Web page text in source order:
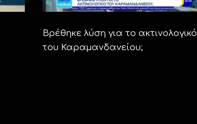
Βρέθηκε λύση για το ακτινολογικό
του Καραμανδανείου;